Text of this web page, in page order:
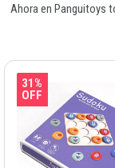
Ahora en Panguitoys
31%
OFF